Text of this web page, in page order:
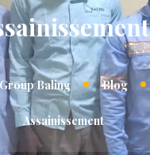
Group Baling Blog
Assainissement